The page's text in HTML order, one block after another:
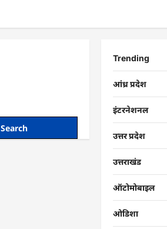
Trending
आंध्र प्रदेश
इंटरनेशनल
उत्तर प्रदेश
उत्तराखंड
ऑटोमोबाइल
ओडिशा